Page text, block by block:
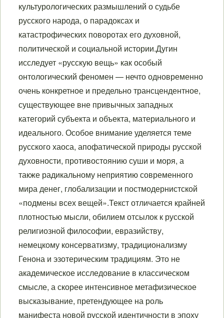
культурологических размышлений о судьбе
русского народа, о парадоксах и
катастрофических поворотах его духовной,
политической и социальной истории.Дугин
исследует «русскую вещь» как особый
онтологический феномен — нечто одновременно
очень конкретное и предельно трансцендентное,
существующее вне привычных западных
категорий субъекта и объекта, материального и
идеального. Особое внимание уделяется теме
русского хаоса, апофатической природы русской
духовности, противостоянию суши и моря, а
также радикальному неприятию современного
мира денег, глобализации и постмодернистской
«подмены всех вещей».Текст отличается крайней
плотностью мысли, обилием отсылок к русской
религиозной философии, евразийству,
немецкому консерватизму, традиционализму
Генона и эзотерическим традициям. Это не
академическое исследование в классическом
смысле, а скорее интенсивное метафизическое
высказывание, претендующее на роль
манифеста новой русской идентичности в эпоху